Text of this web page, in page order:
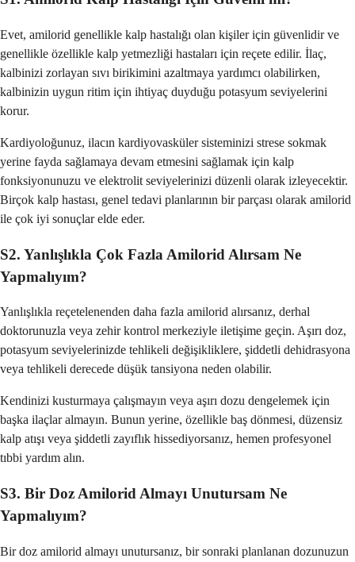
Evet, amilorid genellikle kalp hastalığı olan kişiler için güvenlidir ve
genellikle özellikle kalp yetmezliği hastaları için reçete edilir. İlaç,
kalbinizi zorlayan sıvı birikimini azaltmaya yardımcı olabilirken,
kalbinizin uygun ritim için ihtiyaç duyduğu potasyum seviyelerini
korur.
Kardiyoloğunuz, ilacın kardiyovasküler sisteminizi strese sokmak
yerine fayda sağlamaya devam etmesini sağlamak için kalp
fonksiyonunuzu ve elektrolit seviyelerinizi düzenli olarak izleyecektir.
Birçok kalp hastası, genel tedavi planlarının bir parçası olarak amilorid
ile çok iyi sonuçlar elde eder.
S2. Yanlışlıkla Çok Fazla Amilorid Alırsam Ne
Yapmalıyım?
Yanlışlıkla reçetelenenden daha fazla amilorid alırsanız, derhal
doktorunuzla veya zehir kontrol merkeziyle iletişime geçin. Aşırı doz,
potasyum seviyelerinizde tehlikeli değişikliklere, şiddetli dehidrasyona
veya tehlikeli derecede düşük tansiyona neden olabilir.
Kendinizi kusturmaya çalışmayın veya aşırı dozu dengelemek için
başka ilaçlar almayın. Bunun yerine, özellikle baş dönmesi, düzensiz
kalp atışı veya şiddetli zayıflık hissediyorsanız, hemen profesyonel
tıbbi yardım alın.
S3. Bir Doz Amilorid Almayı Unutursam Ne
Yapmalıyım?
Bir doz amilorid almayı unutursanız, bir sonraki planlanan dozunuzun